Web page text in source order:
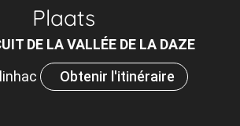
Plaats
DE LA VALLÉE DE LA DAZE
Obtenir l'itinéraire